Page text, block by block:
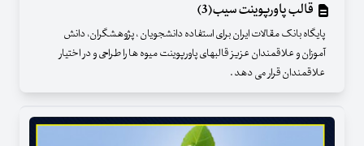
قالب پاورپوینت سیب(3)
پایگاه بانک مقالات ایران برای استفاده دانشجویان ، پژوهشگران، دانش
آموزان و علاقمندان عزیز قالبهای پاورپوینت میوه ها را طراحی و در اختیار
علاقمندان قرار می دهد .